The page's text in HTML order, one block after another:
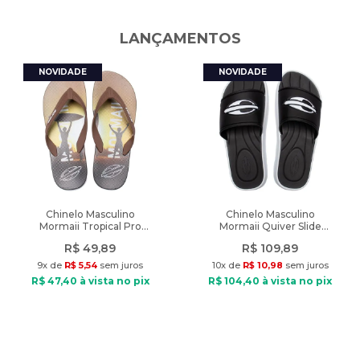
Características:
Ocasião: Dia a dia / Esportivo
Tipo de Tênis: Dia a dia
Material: Têxtil e sintético
Material Interno: Têxtil
Palmilha: Espuma
Solado: Borracha
Fechamento: Cadarço
unidade Air Max no comprimento total do
Peso: 910g
LANÇAMENTOS
Chinelo Masculino
Mormaii Tropical Pro
R$ 49,89
9x de R$ 5,54 sem juros
R$ 47,40 à vista no pix
Chinelo Masculino
Mormaii Quiver Slide
R$ 109,89
10x de R$ 10,98 sem juros
R$ 104,40 à vista no pix